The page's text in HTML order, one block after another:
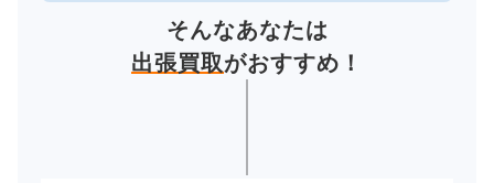
そんなあなたは
出張買取がおすすめ！